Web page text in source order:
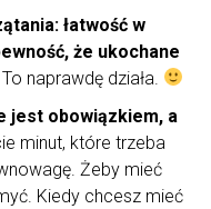
łatwość w
że ukochane
To naprawdę działa.
jest obowiązkiem, a
minut, które trzeba
Żeby mieć
Kiedy chcesz mieć